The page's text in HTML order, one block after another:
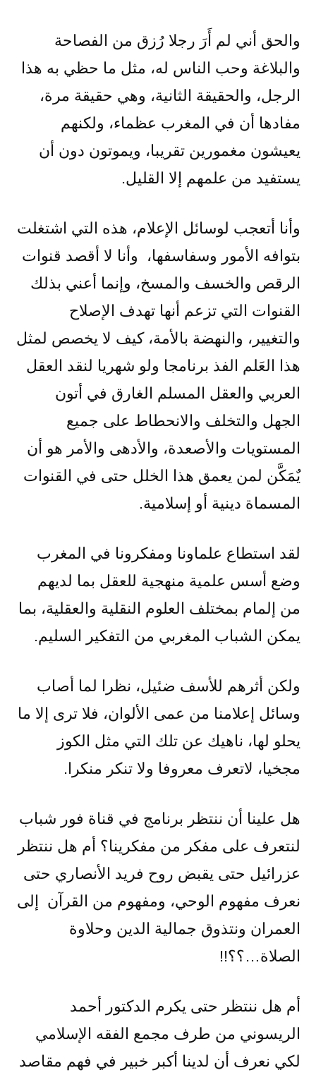
والحق أني لم أَرَ رجلا رُزق من الفصاحة
والبلاغة وحب الناس له، مثل ما حظي به هذا
الرجل، والحقيقة الثانية، وهي حقيقة مرة،
مفادها أن في المغرب عظماء، ولكنهم
يعيشون مغمورين تقريبا، ويموتون دون أن
يستفيد من علمهم إلا القليل.
وأنا أتعجب لوسائل الإعلام، هذه التي اشتغلت
بتوافه الأمور وسفاسفها، وأنا لا أقصد قنوات
الرقص والخسف والمسخ، وإنما أعني بذلك
القنوات التي تزعم أنها تهدف الإصلاح
والتغيير، والنهضة بالأمة، كيف لا يخصص لمثل
هذا العَلم الفذ برنامجا ولو شهريا لنقد العقل
العربي والعقل المسلم الغارق في أتون
الجهل والتخلف والانحطاط على جميع
المستويات والأصعدة، والأدهى والأمر هو أن
يٌمَكَّن لمن يعمق هذا الخلل حتى في القنوات
المسماة دينية أو إسلامية.
لقد استطاع علماونا ومفكرونا في المغرب
وضع أسس علمية منهجية للعقل بما لديهم
من إلمام بمختلف العلوم النقلية والعقلية، بما
يمكن الشباب المغربي من التفكير السليم.
ولكن أثرهم للأسف ضئيل، نظرا لما أصاب
وسائل إعلامنا من عمى الألوان، فلا ترى إلا ما
يحلو لها، ناهيك عن تلك التي مثل الكوز
مجخيا، لاتعرف معروفا ولا تنكر منكرا.
هل علينا أن ننتظر برنامج في قناة فور شباب
لنتعرف على مفكر من مفكرينا؟ أم هل ننتظر
عزرائيل حتى يقبض روح فريد الأنصاري حتى
نعرف مفهوم الوحي، ومفهوم من القرآن إلى
العمران ونتذوق جمالية الدين وحلاوة
الصلاة…؟؟!!
أم هل ننتظر حتى يكرم الدكتور أحمد
الريسوني من طرف مجمع الفقه الإسلامي
لكي نعرف أن لدينا أكبر خبير في فهم مقاصد